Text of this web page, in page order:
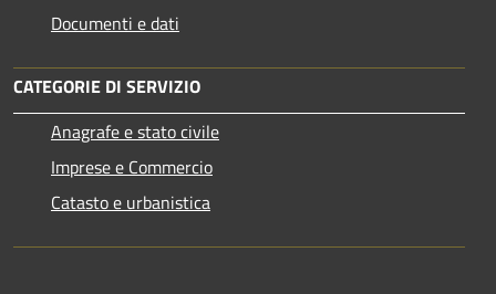
Documenti e dati
CATEGORIE DI SERVIZIO
Anagrafe e stato civile
Imprese e Commercio
Catasto e urbanistica